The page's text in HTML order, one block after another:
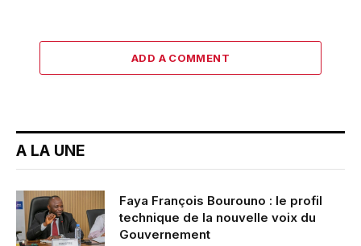
ADD A COMMENT
A LA UNE
Faya François Bourouno : le profil
technique de la nouvelle voix du
Gouvernement